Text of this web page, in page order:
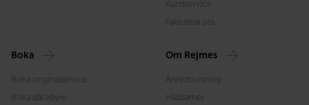
Kundservice
Fakturera oss
Boka
Boka originalservice
Boka däckbyte
Om Rejmes
Årsredovisning
Hållbarhet